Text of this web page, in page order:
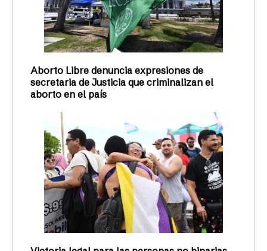
Aborto Libre denuncia expresiones de
secretaria de Justicia que criminalizan el
aborto en el país